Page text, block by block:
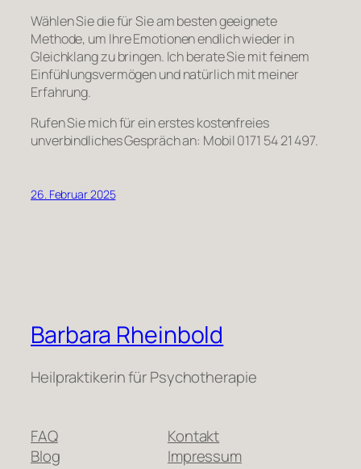
Wählen Sie die für Sie am besten geeignete
Methode, um Ihre Emotionen endlich wieder in
Gleichklang zu bringen. Ich berate Sie mit feinem
Einfühlungsvermögen und natürlich mit meiner
Erfahrung.
Rufen Sie mich für ein erstes kostenfreies
unverbindliches Gespräch an: Mobil 0171 54 21 497.
26. Februar 2025
Barbara Rheinbold
Heilpraktikerin für Psychotherapie
FAQ
Blog
Kontakt
Impressum